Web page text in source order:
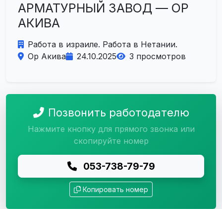
АРМАТУРНЫЙ ЗАВОД — ОР
АКИВА
Работа в израиле. Работа в Нетании.
Ор Акива
24.10.2025 3 просмотров
Позвонить работодателю
Нажмите кнопку для прямого звонка или
скопируйте номер
053-738-79-79
Копировать номер